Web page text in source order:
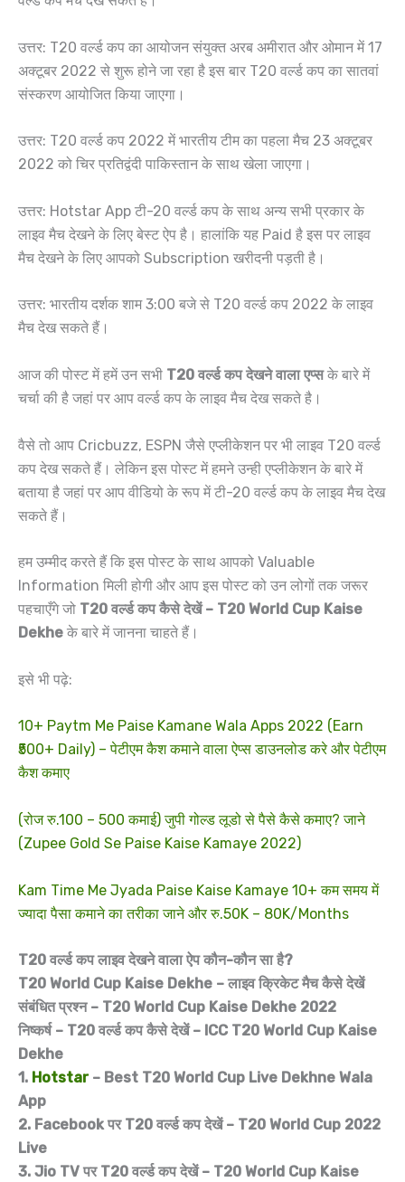
उत्तर: T20 वर्ल्ड कप का आयोजन संयुक्त अरब अमीरात और ओमान में 17
अक्टूबर 2022 से शुरू होने जा रहा है इस बार T20 वर्ल्ड कप का सातवां
संस्करण आयोजित किया जाएगा।
उत्तर: T20 वर्ल्ड कप 2022 में भारतीय टीम का पहला मैच 23 अक्टूबर
2022 को चिर प्रतिद्वंदी पाकिस्तान के साथ खेला जाएगा।
उत्तर: Hotstar App टी-20 वर्ल्ड कप के साथ अन्य सभी प्रकार के
लाइव मैच देखने के लिए बेस्ट ऐप है। हालांकि यह Paid है इस पर लाइव
मैच देखने के लिए आपको Subscription खरीदनी पड़ती है।
उत्तर: भारतीय दर्शक शाम 3:00 बजे से T20 वर्ल्ड कप 2022 के लाइव
मैच देख सकते हैं।
आज की पोस्ट में हमें उन सभी T20 वर्ल्ड कप देखने वाला एप्सके बारे में
चर्चा की है जहां पर आप वर्ल्ड कप के लाइव मैच देख सकते है।
वैसे तो आप Cricbuzz, ESPN जैसे एप्लीकेशन पर भी लाइव T20 वर्ल्ड
कप देख सकते हैं। लेकिन इस पोस्ट में हमने उन्ही एप्लीकेशन के बारे में
बताया है जहां पर आप वीडियो के रूप में टी-20 वर्ल्ड कप के लाइव मैच देख
सकते हैं।
हम उम्मीद करते हैं कि इस पोस्ट के साथ आपको Valuable
Information मिली होगी और आप इस पोस्ट को उन लोगों तक जरूर
पहचाएँगे जो T20 वर्ल्ड कप कैसे देखें – T20 World Cup Kaise
Dekhe के बारे में जानना चाहते हैं।
इसे भी पढ़े:
10+ Paytm Me Paise Kamane Wala Apps 2022 (Earn
₹500+ Daily) – पेटीएम कैश कमाने वाला ऐप्स डाउनलोड करे और पेटीएम
कैश कमाए
(रोज रु.100 – 500 कमाई) जुपी गोल्ड लूडो से पैसे कैसे कमाए? जाने
(Zupee Gold Se Paise Kaise Kamaye 2022)
Kam Time Me Jyada Paise Kaise Kamaye 10+ कम समय में
ज्यादा पैसा कमाने का तरीका जाने और रु.50K – 80K/Months
T20 वर्ल्ड कप लाइव देखने वाला ऐप कौन-कौन सा है?
T20 World Cup Kaise Dekhe – लाइव क्रिकेट मैच कैसे देखें
संबंधित प्रश्न – T20 World Cup Kaise Dekhe 2022
निष्कर्ष – T20 वर्ल्ड कप कैसे देखें – ICC T20 World Cup Kaise
Dekhe
1. Hotstar– Best T20 World Cup Live Dekhne Wala
App
2. Facebook पर T20 वर्ल्ड कप देखें – T20 World Cup 2022
Live
3. Jio TV पर T20 वर्ल्ड कप देखें – T20 World Cup Kaise